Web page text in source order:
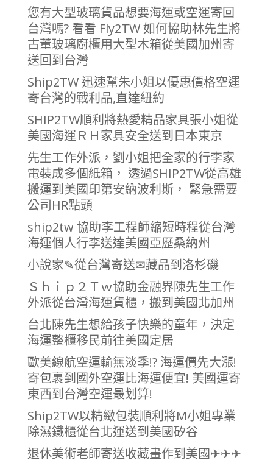
您有大型玻璃貨品想要海運或空運寄回
台灣嗎? 看看 Fly2TW 如何協助林先生將
古董玻璃廚櫃用大型木箱從美國加州寄
送回到台灣
Ship2TW 迅速幫朱小姐以優惠價格空運
寄台灣的戰利品,直達紐約
SHIP2TW順利將熱愛精品家具張小姐從
美國海運ＲＨ家具安全送到日本東京
先生工作外派，劉小姐把全家的行李家
電裝成多個紙箱， 透過SHIP2TW從高雄
搬運到美國印第安納波利斯， 緊急需要
公司HR點頭
ship2tw 協助李工程師縮短時程從台灣
海運個人行李送達美國亞歷桑納州
小說家✎從台灣寄送✉︎藏品到洛杉磯
Ｓｈｉｐ２Ｔｗ協助金融界陳先生工作
外派從台灣海運貨櫃，搬到美國北加州
台北陳先生想給孩子快樂的童年，決定
海運整櫃移民前往美國定居
歐美線航空運輸無淡季!? 海運價先大漲!
寄包裹到國外空運比海運便宜! 美國運寄
東西到台灣空運最划算!
Ship2TW以精緻包裝順利將M小姐專業
除濕鐵櫃從台北運送到美國矽谷
退休美術老師寄送收藏畫作到美國✈✈✈